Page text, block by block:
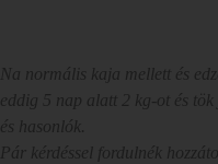
Na normális kaja mellett és
eddig 5 nap alatt 2 kg-ot és
és hasonlók.
Pár kérdéssel fordulnék